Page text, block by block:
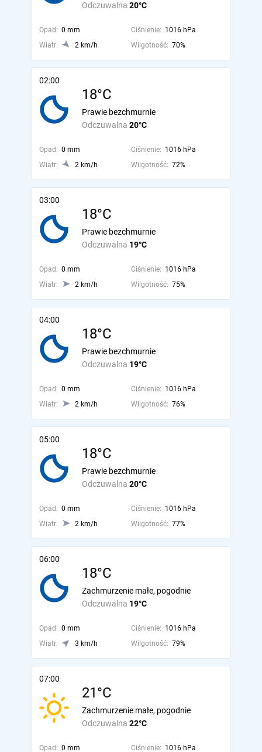
Odczuwalna 20°C
Opad: 0 mm Ciśnienie: 1016 hPa
Wiatr:
2 km/h Wilgotność: 70%
02:00
18°C
Odczuwalna 20°C
Prawie bezchmurnie
Opad: 0 mm Ciśnienie: 1016 hPa
Wiatr:
2 km/h Wilgotność: 72%
03:00
18°C
Odczuwalna 19°C
Prawie bezchmurnie
Opad: 0 mm Ciśnienie: 1016 hPa
Wiatr:
2 km/h Wilgotność: 75%
04:00
18°C
Odczuwalna 19°C
Prawie bezchmurnie
Opad: 0 mm Ciśnienie: 1016 hPa
Wiatr:
2 km/h Wilgotność: 76%
05:00
18°C
Odczuwalna 20°C
Prawie bezchmurnie
Opad: 0 mm Ciśnienie: 1016 hPa
Wiatr:
2 km/h Wilgotność: 77%
06:00
18°C
Odczuwalna 19°C
Zachmurzenie małe, pogodnie
Opad: 0 mm Ciśnienie: 1016 hPa
Wiatr:
3 km/h Wilgotność: 79%
07:00
21°C
Odczuwalna 22°C
Zachmurzenie małe, pogodnie
Opad: 0 mm Ciśnienie: 1016 hPa